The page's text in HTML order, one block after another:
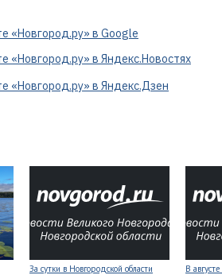
«Новгород.ру» в Google
«Новгород.ру» в Яндекс.Новостях
«Новгород.ру» в Яндекс.Дзен
За сутки в Новгородской области
В